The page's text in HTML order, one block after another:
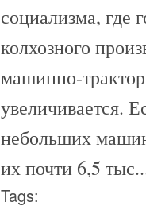
социализма, где
колхозного
машинно-
увеличивается.
небольших
их почти 6,5
Tags: